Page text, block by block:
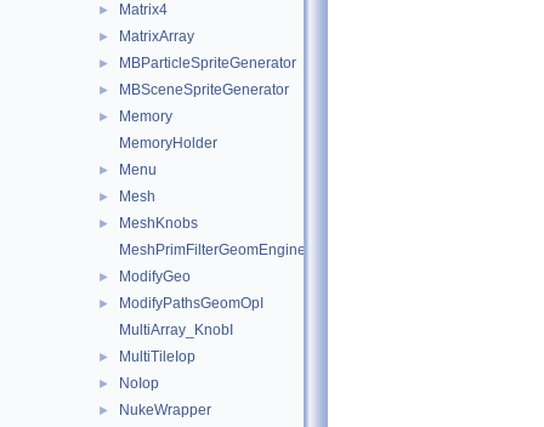
► Matrix4
► MatrixArray
► MBParticleSpriteGenerator
► MBSceneSpriteGenerator
►
Memory
MemoryHolder
► Menu
► Mesh
►
MeshKnobs
MeshPrimFilterGeomEngineI
► ModifyGeo
►
ModifyPathsGeomOpI
MultiArray_KnobI
► MultiTileIop
► NoIop
► NukeWrapper